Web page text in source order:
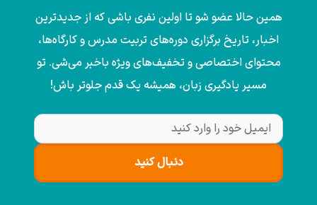
همین حالا عضو شو تا اولین نفری باشی که از جدیدترین
اخبار، تاریخ برگزاری دوره‌های تربیت مدرس و کارگاه‌ها،
محتوای اختصاصی و تخفیف‌های ویژه باخبر می‌شی. تو
مسیر یادگیری زبان، همیشه یک قدم جلوتر باش!
دنبال کنید